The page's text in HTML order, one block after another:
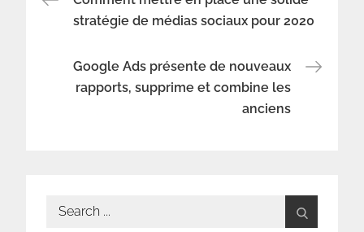
Navigation
de
l’article
stratégie de médias sociaux pour 2020
Google Ads présente de nouveaux
rapports, supprime et combine les
anciens
Search